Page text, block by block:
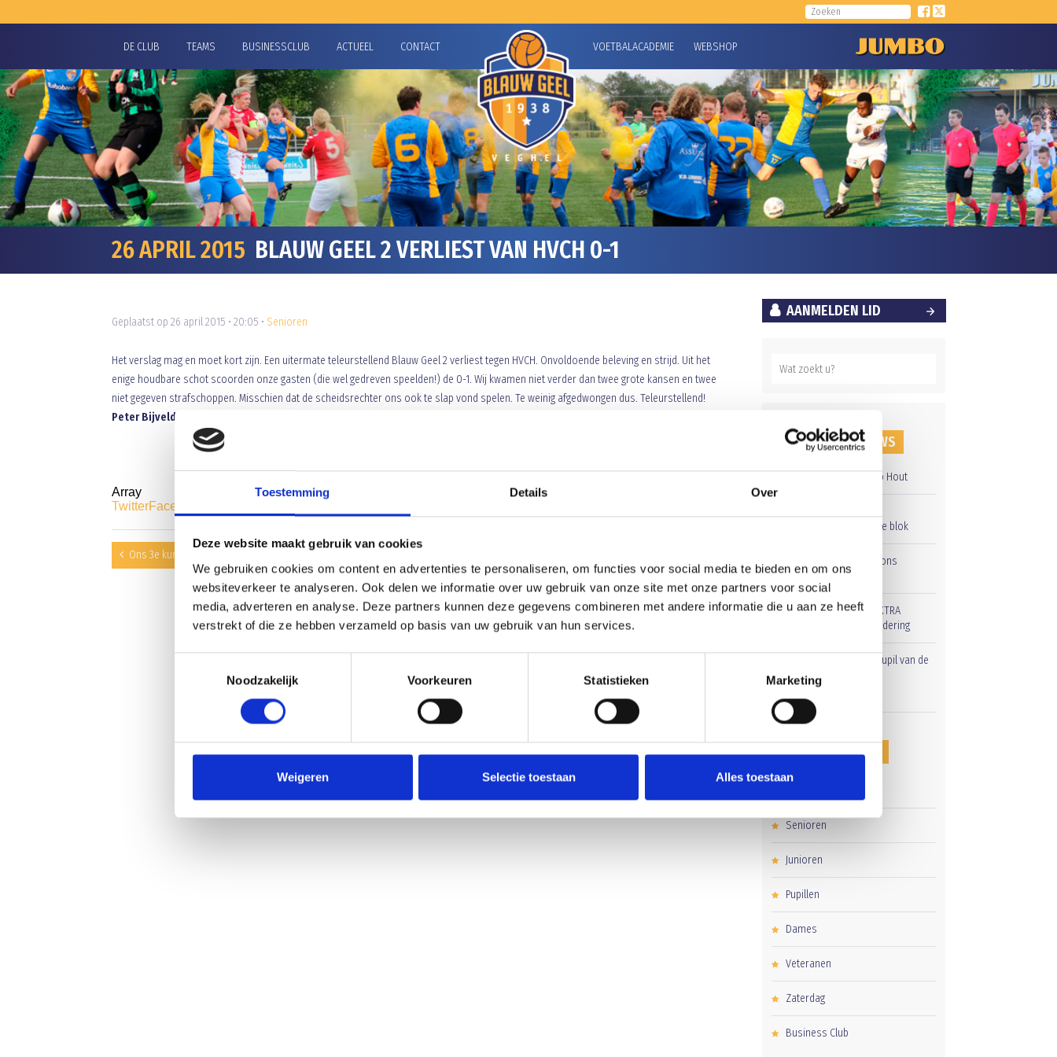
Toestemming Details Over
Deze website maakt gebruik van cookies
We gebruiken cookies om content en advertenties te personaliseren, om functies voor social media te bieden en om ons
websiteverkeer te analyseren. Ook delen we informatie over uw gebruik van onze site met onze partners voor social
media, adverteren en analyse. Deze partners kunnen deze gegevens combineren met andere informatie die u aan ze heeft
verstrekt of die ze hebben verzameld op basis van uw gebruik van hun services.
Noodzakelijk
Voorkeuren Statistieken Marketing
Weigeren Selectie toestaan Alles toestaan
DE CLUB TEAMS BUSINESSCLUB ACTUEEL CONTACT VOETBALACADEMIE WEBSHOP
26 APRIL 2015 BLAUW GEEL 2 VERLIEST VAN HVCH 0-1
Geplaatst op 26 april 2015 • 20:05 • Senioren
Het verslag mag en moet kort zijn. Een uitermate teleurstellend Blauw Geel 2 verliest tegen HVCH. Onvoldoende beleving en strijd. Uit het
enige houdbare schot scoorden onze gasten (die wel gedreven speelden!) de 0-1. Wij kwamen niet verder dan twee grote kansen en twee
niet gegeven strafschoppen. Misschien dat de scheidsrechter ons ook te slap vond spelen. Te weinig afgedwongen dus. Teleurstellend!
Peter Bijvelds
Array
TwitterFacebook
Ons 3e kunstgrasveld is een feit!
AANMELDEN LID
RECENT NIEUWS
Overwinning op Mierlo Hout
oefenwedstrijd tweede blok
Groot onderhoud op ons
sportpark
Uitnodiging voor de EXTRA
Algemene Ledenvergadering
Word jij de volgende Pupil van de
Week bij BlauwGeel?
CATEGORIEËN
Senioren
Junioren
Pupillen
Dames
Veteranen
Zaterdag
Business Club